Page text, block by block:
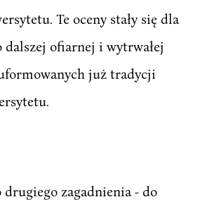
Te oceny stały się dla
dalszej ofiarnej i wytrwałej
już tradycji
drugiego zagadnienia - do